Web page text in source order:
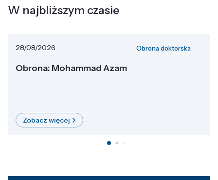
W najbliższym czasie
28/08/2026 Obrona doktorska
Obrona: Mohammad Azam
Zobacz więcej